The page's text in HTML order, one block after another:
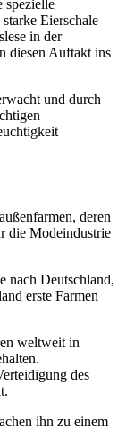
spezielle
Eierschale
in der
diesen Auftakt ins
und durch
deren
die Modeindustrie
nach Deutschland,
erste Farmen
weltweit in
des
ihn zu einem